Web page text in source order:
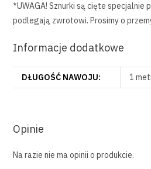
*UWAGA! Sznurki są cięte specjalnie
podlegają zwrotowi. Prosimy o
Informacje dodatkowe
DŁUGOŚĆ NAWOJU: 1
Opinie
Na razie nie ma opinii o produkcie.